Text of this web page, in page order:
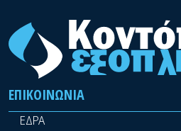
ΕΠΙΚΟΙΝΩΝΊΑ
ΕΔΡΑ